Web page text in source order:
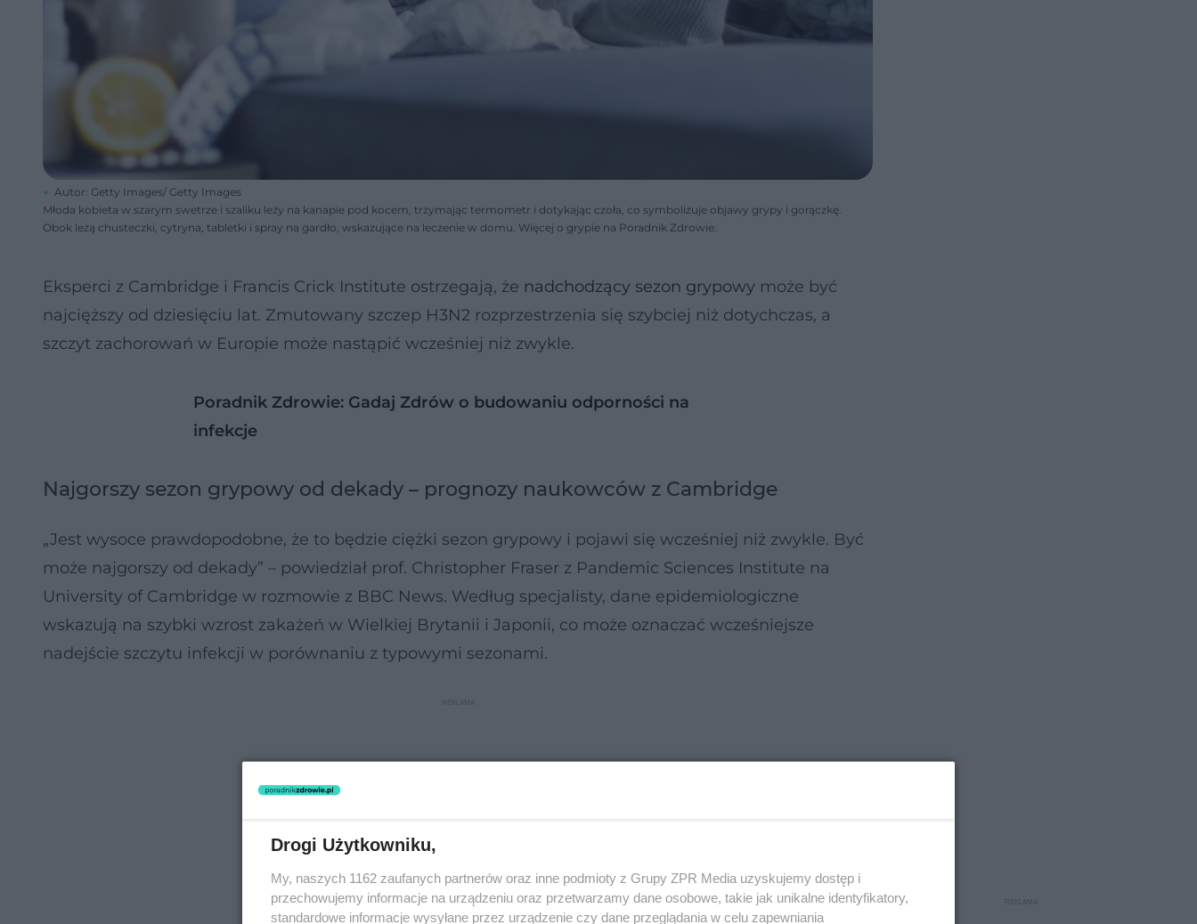
Autor: Getty Images/ Getty Images
Młoda kobieta w szarym swetrze i szaliku leży na kanapie pod kocem, trzymając termometr i dotykając czoła, co symbolizuje objawy grypy i gorączkę.
Obok leżą chusteczki, cytryna, tabletki i spray na gardło, wskazujące na leczenie w domu. Więcej o grypie na Poradnik Zdrowie.
Eksperci z Cambridge i Francis Crick Institute ostrzegają, że nadchodzący sezon grypowy może być
najcięższy od dziesięciu lat. Zmutowany szczep H3N2 rozprzestrzenia się szybciej niż dotychczas, a
szczyt zachorowań w Europie może nastąpić wcześniej niż zwykle.
Poradnik Zdrowie: Gadaj Zdrów o budowaniu odporności na
infekcje
Najgorszy sezon grypowy od dekady – prognozy naukowców z Cambridge
„Jest wysoce prawdopodobne, że to będzie ciężki sezon grypowy i pojawi się wcześniej niż zwykle. Być
może najgorszy od dekady” – powiedział prof. Christopher Fraser z Pandemic Sciences Institute na
University of Cambridge w rozmowie z BBC News. Według specjalisty, dane epidemiologiczne
wskazują na szybki wzrost zakażeń w Wielkiej Brytanii i Japonii, co może oznaczać wcześniejsze
nadejście szczytu infekcji w porównaniu z typowymi sezonami.
Drogi Użytkowniku,
My, naszych 1162 zaufanych partnerów oraz inne podmioty z Grupy ZPR Media uzyskujemy dostęp i
przechowujemy informacje na urządzeniu oraz przetwarzamy dane osobowe, takie jak unikalne identyfikatory,
standardowe informacje wysyłane przez urządzenie czy dane przeglądania w celu zapewniania